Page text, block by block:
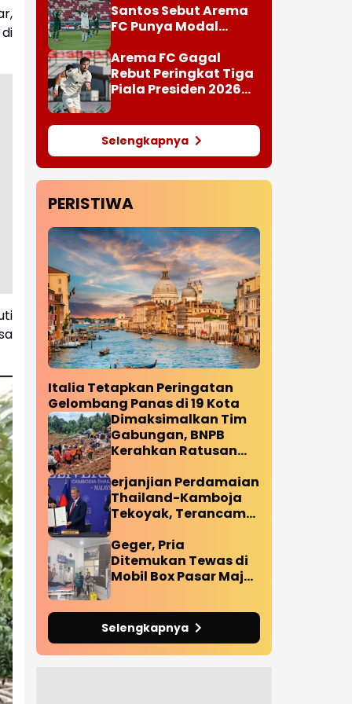
Santos Sebut Arema
FC Punya Modal
League
Arema FC Gagal
Rebut Peringkat Tiga
Piala Presiden 2026
Persija Jakarta
Selengkapnya
PERISTIWA
Italia Tetapkan Peringatan
Gelombang Panas di 19 Kota
Dimaksimalkan Tim
Gabungan, BNPB
Kerahkan Ratusan
Korban Longsor
Cilacap
erjanjian Perdamaian
Thailand-Kamboja
Tekoyak, Terancam
Ranjau Darat
Diperbatasan
Geger, Pria
Ditemukan Tewas di
Mobil Box Pasar Maja
Selengkapnya